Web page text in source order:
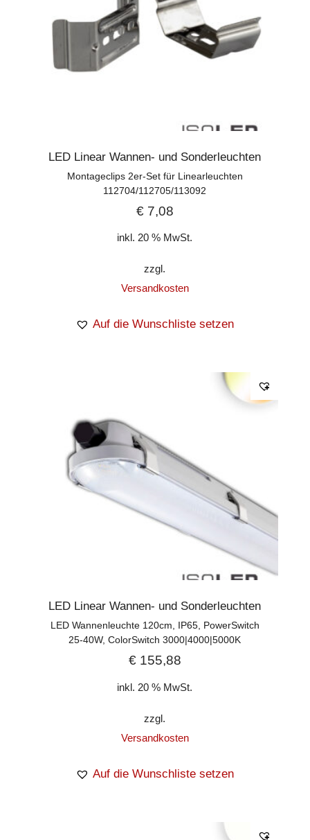
LED Linear Wannen- und Sonderleuchten
Montageclips 2er-Set für Linearleuchten
112704/112705/113092
€7,08
inkl. 20 % MwSt.
zzgl.
Versandkosten
Auf die Wunschliste setzen
LED Linear Wannen- und Sonderleuchten
LED Wannenleuchte 120cm, IP65, PowerSwitch
25-40W, ColorSwitch 3000|4000|5000K
€155,88
inkl. 20 % MwSt.
zzgl.
Versandkosten
Auf die Wunschliste setzen